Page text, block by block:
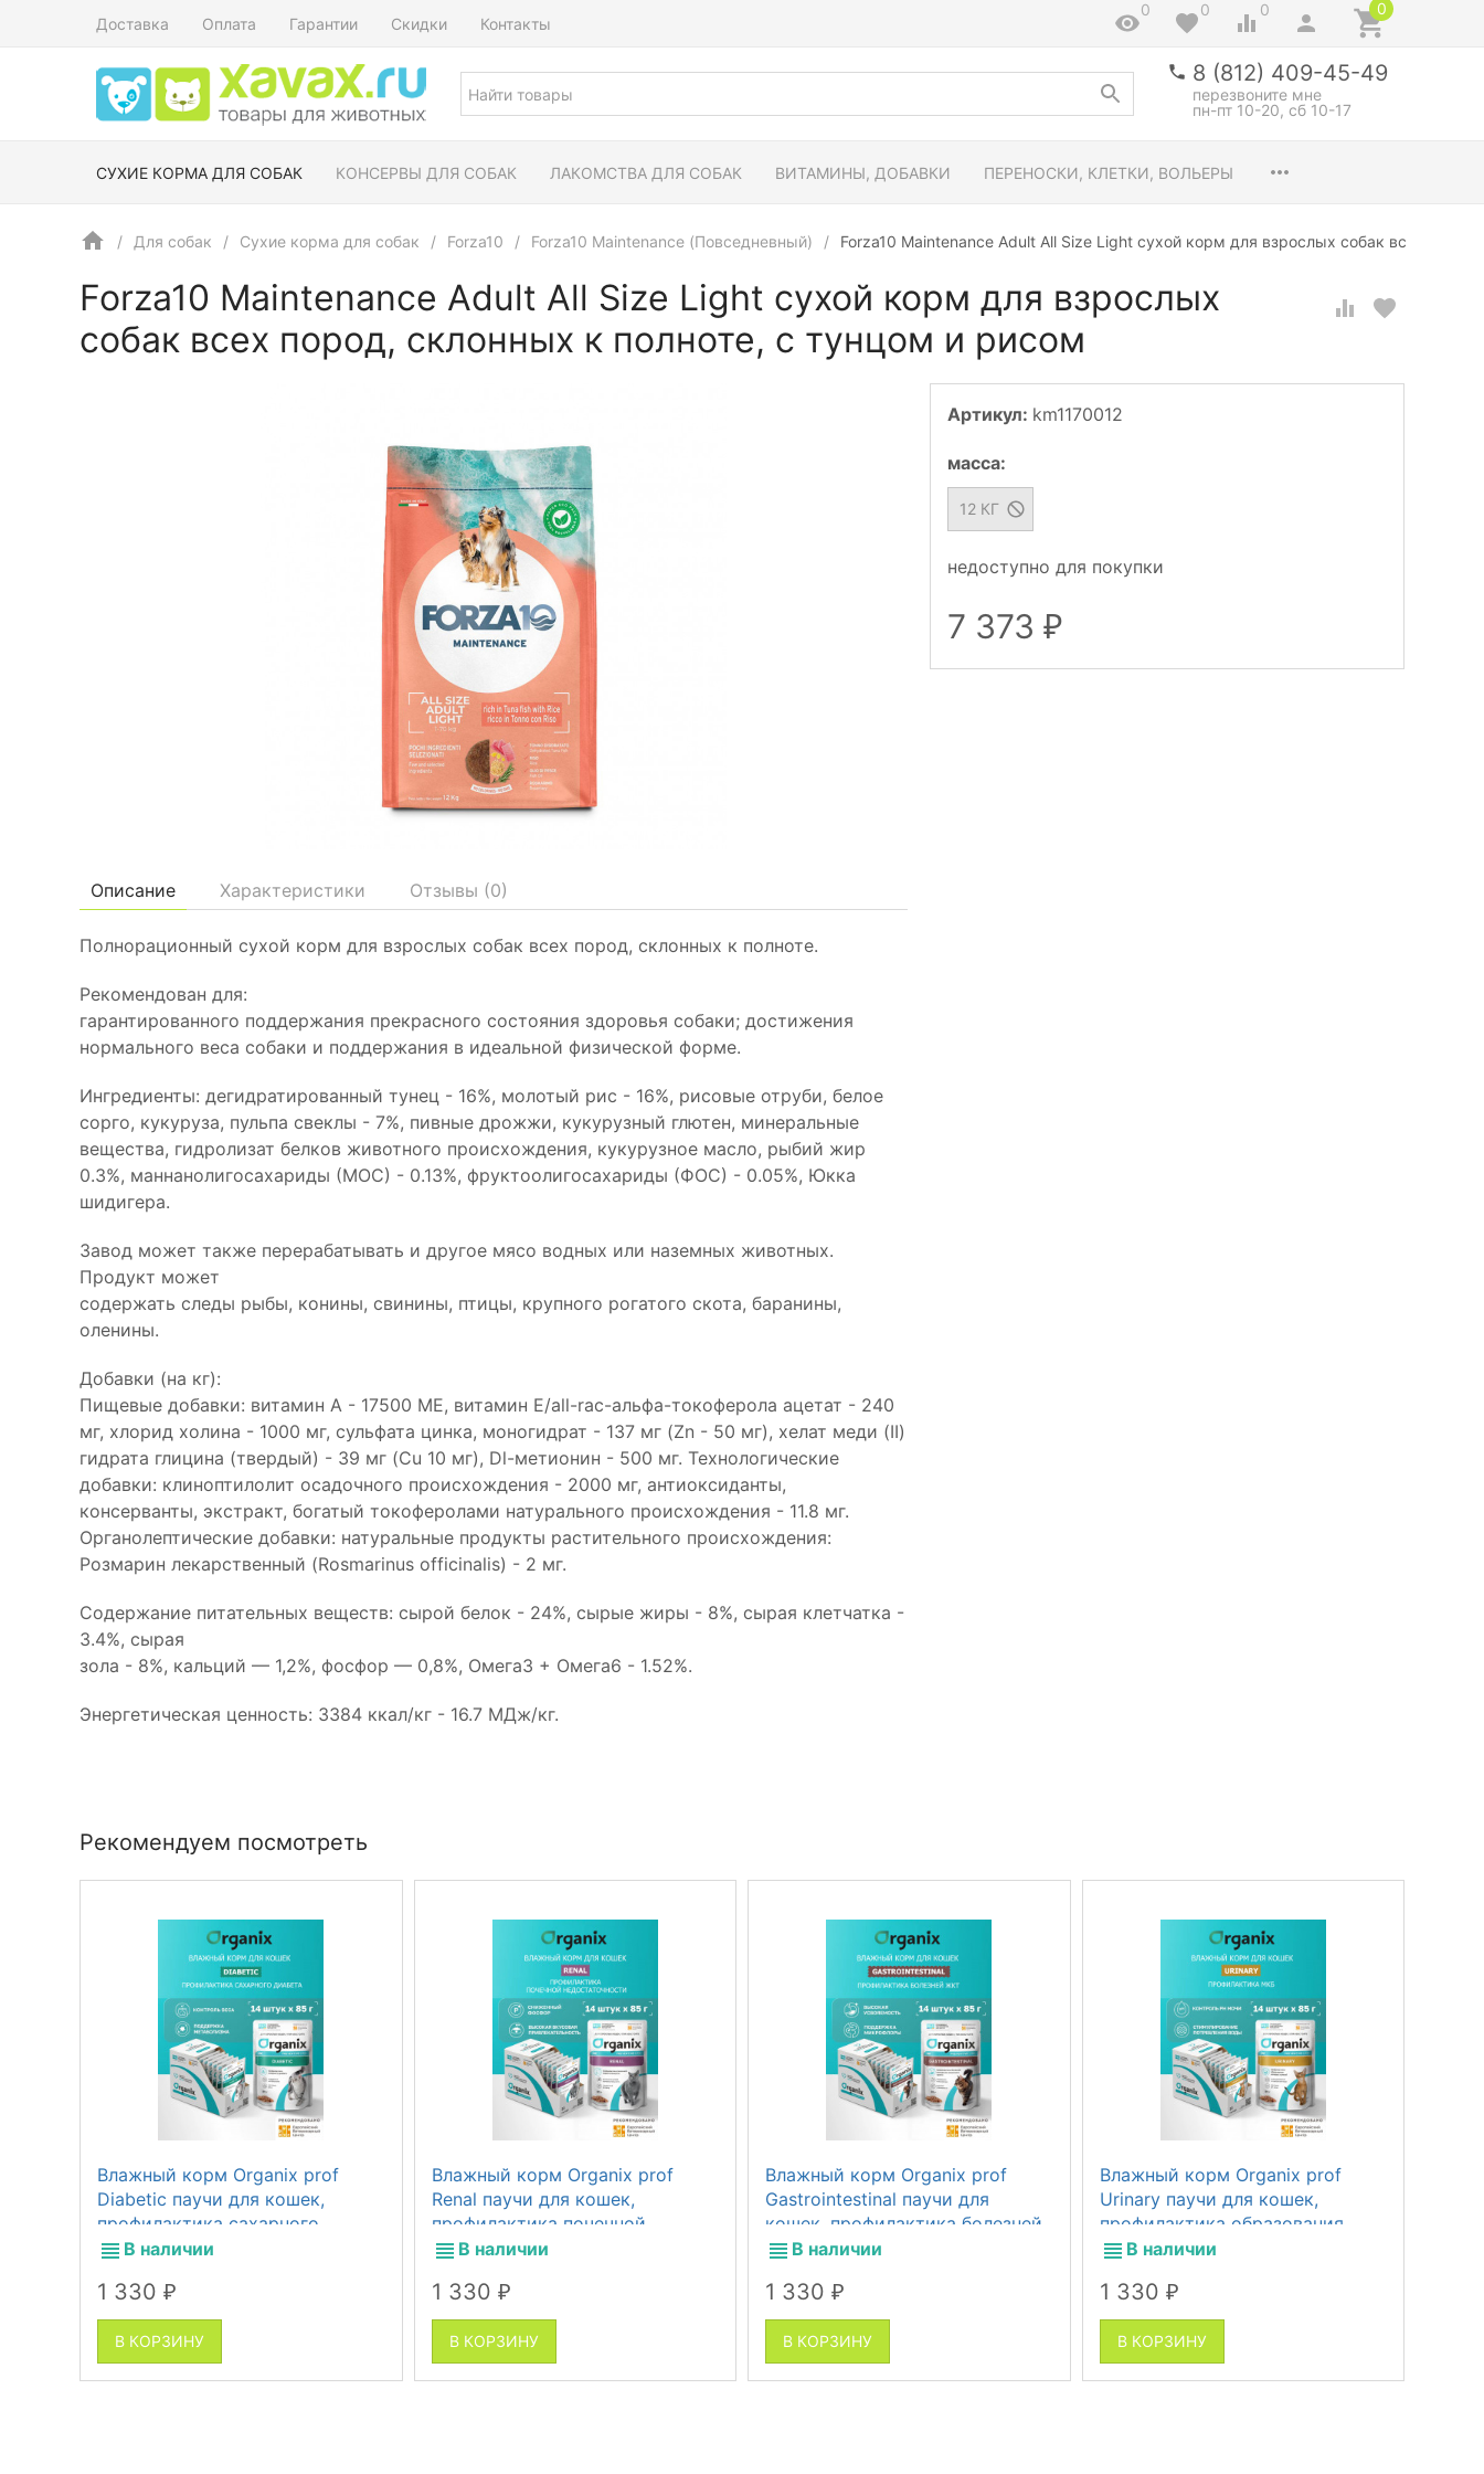
Доставка Оплата Гарантии Скидки Контакты
0 0 0 0
8 (812) 409-45-49
перезвоните мне
пн-пт 10-20, сб 10-17
СУХИЕ КОРМА ДЛЯ СОБАК КОНСЕРВЫ ДЛЯ СОБАК ЛАКОМСТВА ДЛЯ СОБАК ВИТАМИНЫ, ДОБАВКИ ПЕРЕНОСКИ, КЛЕТКИ, ВОЛЬЕРЫ
Для собак Сухие корма для собак Forza10 Forza10 Maintenance (Повседневный) Forza10 Maintenance Adult All Size Light сухой корм для взрослых собак всех
Forza10 Maintenance Adult All Size Light сухой корм для взрослых
собак всех пород, склонных к полноте, с тунцом и рисом
Артикул: km1170012
масса:
12 КГ
недоступно для покупки
7 373 ₽
Описание Характеристики Отзывы (0)
Полнорационный сухой корм для взрослых собак всех пород, склонных к полноте.
Рекомендован для:
гарантированного поддержания прекрасного состояния здоровья собаки; достижения
нормального веса собаки и поддержания в идеальной физической форме.
Ингредиенты: дегидратированный тунец - 16%, молотый рис - 16%, рисовые отруби, белое
сорго, кукуруза, пульпа свеклы - 7%, пивные дрожжи, кукурузный глютен, минеральные
вещества, гидролизат белков животного происхождения, кукурузное масло, рыбий жир
0.3%, маннанолигосахариды (МОС) - 0.13%, фруктоолигосахариды (ФОС) - 0.05%, Юкка
шидигера.
Завод может также перерабатывать и другое мясо водных или наземных животных.
Продукт может
содержать следы рыбы, конины, свинины, птицы, крупного рогатого скота, баранины,
оленины.
Добавки (на кг):
Пищевые добавки: витамин A - 17500 МЕ, витамин E/all-rac-альфа-токоферола ацетат - 240
мг, хлорид холина - 1000 мг, сульфата цинка, моногидрат - 137 мг (Zn - 50 мг), хелат меди (II)
гидрата глицина (твердый) - 39 мг (Cu 10 мг), Dl-метионин - 500 мг. Технологические
добавки: клиноптилолит осадочного происхождения - 2000 мг, антиоксиданты,
консерванты, экстракт, богатый токоферолами натурального происхождения - 11.8 мг.
Органолептические добавки: натуральные продукты растительного происхождения:
Розмарин лекарственный (Rosmarinus officinalis) - 2 мг.
Содержание питательных веществ: сырой белок - 24%, сырые жиры - 8%, сырая клетчатка -
3.4%, сырая
зола - 8%, кальций — 1,2%, фосфор — 0,8%, Омега3 + Омега6 - 1.52%.
Энергетическая ценность: 3384 ккал/кг - 16.7 МДж/кг.
Рекомендуем посмотреть
Влажный корм Organix prof
Diabetic паучи для кошек,
профилактика сахарного
диабета, 14 шт по 85 г
В наличии
1 330 ₽
В КОРЗИНУ
Влажный корм Organix prof
Renal паучи для кошек,
профилактика почечной
недостаточности, 14 шт по 85 г
В наличии
1 330 ₽
В КОРЗИНУ
Влажный корм Organix prof
Gastrointestinal паучи для
кошек, профилактика болезней
желудочно-кишечного тракта,
В наличии
1 330 ₽
В КОРЗИНУ
Влажный корм Organix prof
Urinary паучи для кошек,
профилактика образования
мочевых камней, 14 шт по 85 г
В наличии
1 330 ₽
В КОРЗИНУ